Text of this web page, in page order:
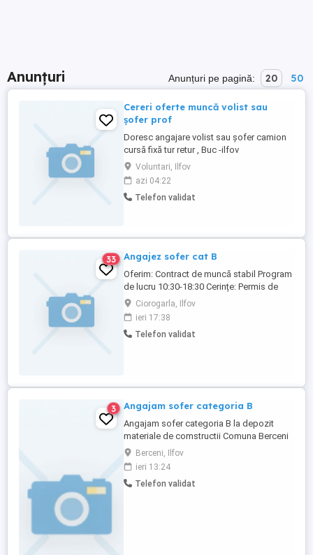
Anunțuri Anunțuri pe pagină: 20 50
Cereri oferte muncă volist sau
șofer prof
Doresc angajare volist sau șofer camion
cursă fixă tur retur , Buc -ilfov
Voluntari, Ilfov
azi 04:22
Telefon validat
33 Angajez sofer cat B
Oferim: Contract de muncă stabil Program
de lucru 10:30-18:30 Cerințe: Permis de
conducere categoria B Seriozitate,
punctualitate Pentru detalii la numarul de
telefon.
Ciorogarla, Ilfov
ieri 17:38
Telefon validat
3 Angajam sofer categoria B
Angajam sofer categoria B la depozit
materiale de comstructii Comuna Berceni
IlfovBerceni, Ilfov
ieri 13:24
Telefon validat